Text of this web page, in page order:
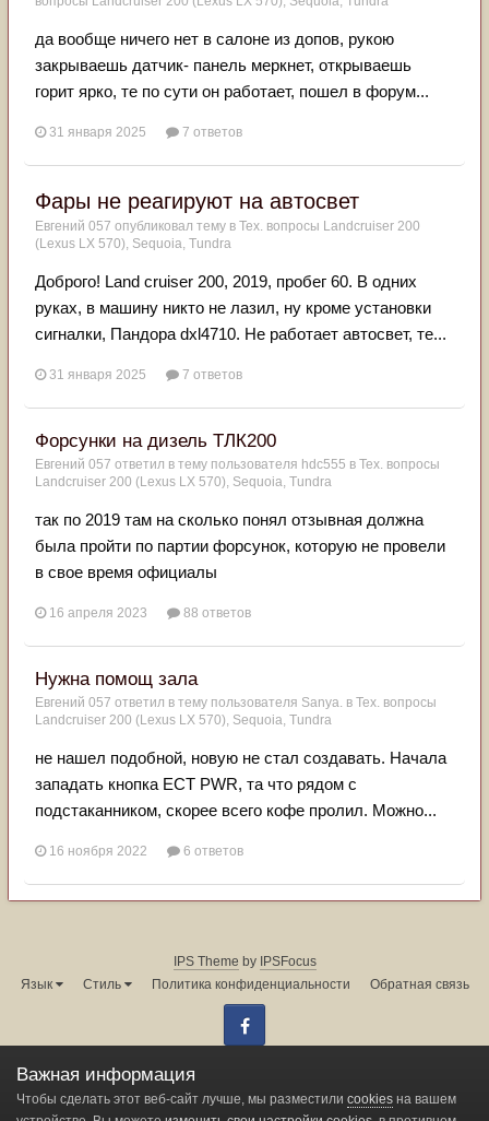
да вообще ничего нет в салоне из допов, рукою
закрываешь датчик- панель меркнет, открываешь
горит ярко, те по сути он работает, пошел в форум...
31 января 2025 7 ответов
Фары не реагируют на автосвет
Евгений 057 опубликовал тему в Тех. вопросы Landcruiser 200
(Lexus LX 570), Sequoia, Tundra
Доброго! Land cruiser 200, 2019, пробег 60. В одних
руках, в машину никто не лазил, ну кроме установки
сигналки, Пандора dxl4710. Не работает автосвет, те...
31 января 2025 7 ответов
Форсунки на дизель ТЛК200
Евгений 057 ответил в тему пользователя hdc555 в Тех. вопросы
Landcruiser 200 (Lexus LX 570), Sequoia, Tundra
так по 2019 там на сколько понял отзывная должна
была пройти по партии форсунок, которую не провели
в свое время официалы
16 апреля 2023 88 ответов
Нужна помощ зала
Евгений 057 ответил в тему пользователя Sanya. в Тех. вопросы
Landcruiser 200 (Lexus LX 570), Sequoia, Tundra
не нашел подобной, новую не стал создавать. Начала
западать кнопка ECT PWR, та что рядом с
подстаканником, скорее всего кофе пролил. Можно...
16 ноября 2022 6 ответов
IPS Theme by IPSFocus
Язык
Стиль Политика конфиденциальности Обратная связь
Администрация форума:
Powered by Invision Community
Важная информация
Чтобы сделать этот веб-сайт лучше, мы разместили cookies на вашем